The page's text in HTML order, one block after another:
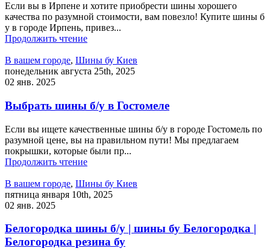
Если вы в Ирпене и хотите приобрести шины хорошего
качества по разумной стоимости, вам повезло! Купите шины б
у в городе Ирпень, привез...
Продолжить чтение
В вашем городе, Шины бу Киев
понедельник августа 25th, 2025
02 янв. 2025
Выбрать шины б/у в Гостомеле
Если вы ищете качественные шины б/у в городе Гостомель по
разумной цене, вы на правильном пути! Мы предлагаем
покрышки, которые были пр...
Продолжить чтение
В вашем городе, Шины бу Киев
пятница января 10th, 2025
02 янв. 2025
Белогородка шины б/у | шины бу Белогородка |
Белогородка резина бу